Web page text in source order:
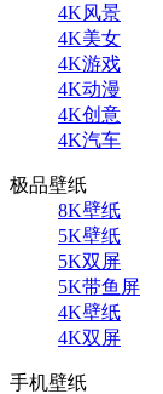
4K风景
4K美女
4K游戏
4K动漫
4K创意
4K汽车
极品壁纸
8K壁纸
5K壁纸
5K双屏
5K带鱼屏
4K壁纸
4K双屏
手机壁纸